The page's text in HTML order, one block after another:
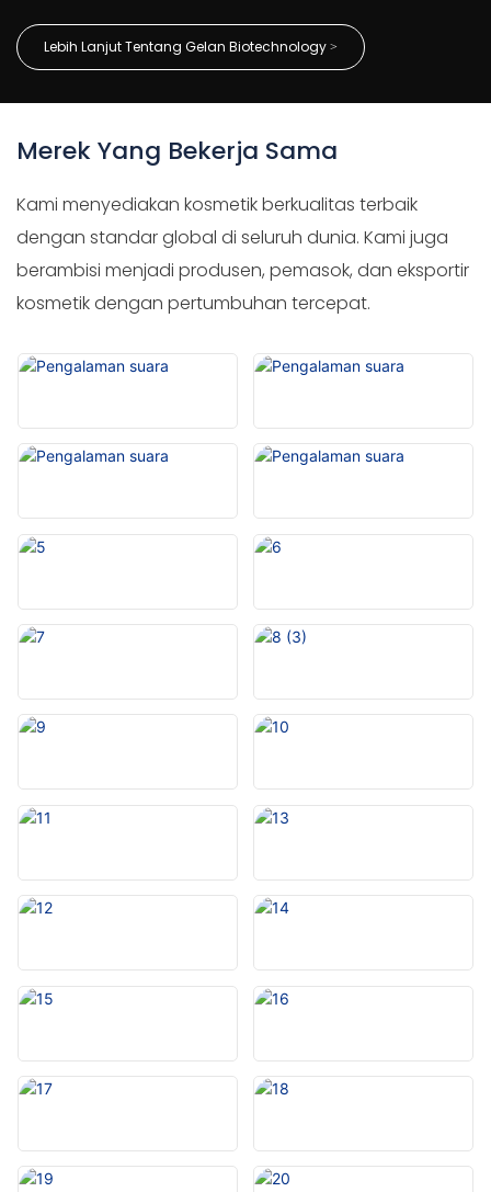
Lebih Lanjut Tentang Gelan Biotechnology >
Merek Yang Bekerja Sama
Kami menyediakan kosmetik berkualitas terbaik
dengan standar global di seluruh dunia. Kami juga
berambisi menjadi produsen, pemasok, dan eksportir
kosmetik dengan pertumbuhan tercepat.